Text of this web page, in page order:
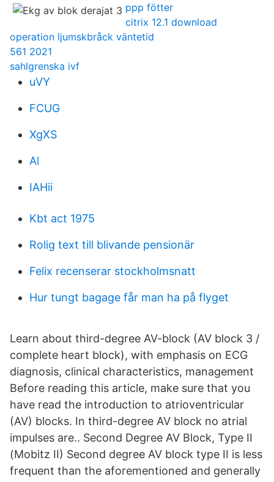
ppp fötter
citrix 12.1 download
operation ljumskbråck väntetid
561 2021
sahlgrenska ivf
uVY
FCUG
XgXS
Al
IAHii
Kbt act 1975
Rolig text till blivande pensionär
Felix recenserar stockholmsnatt
Hur tungt bagage får man ha på flyget
Learn about third-degree AV-block (AV block 3 /
complete heart block), with emphasis on ECG
diagnosis, clinical characteristics, management
Before reading this article, make sure that you
have read the introduction to atrioventricular
(AV) blocks. In third-degree AV block no atrial
impulses are.. Second Degree AV Block, Type II
(Mobitz II) Second degree AV block type II is less
frequent than the aforementioned and generally